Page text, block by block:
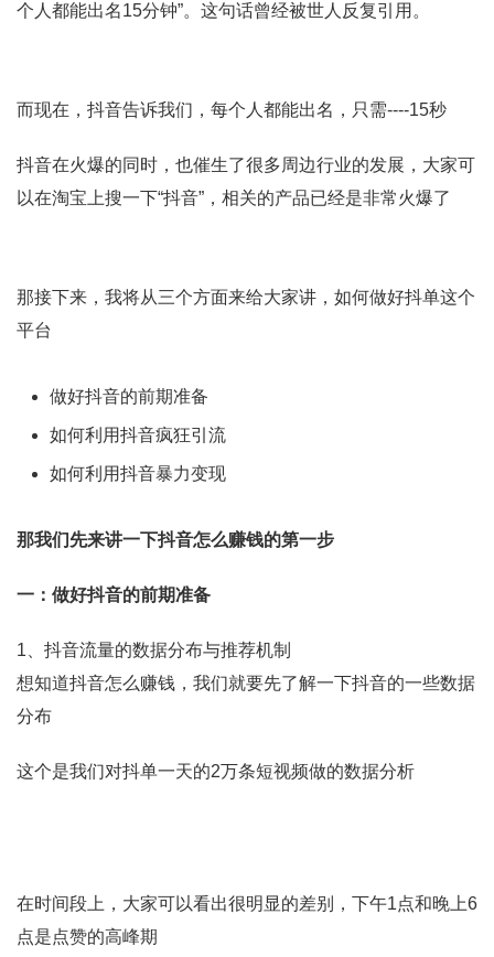
个人都能出名15分钟”。这句话曾经被世人反复引用。
而现在，抖音告诉我们，每个人都能出名，只需----15秒
抖音在火爆的同时，也催生了很多周边行业的发展，大家可
以在淘宝上搜一下“抖音”，相关的产品已经是非常火爆了
那接下来，我将从三个方面来给大家讲，如何做好抖单这个
平台
做好抖音的前期准备
如何利用抖音疯狂引流
如何利用抖音暴力变现
那我们先来讲一下抖音怎么赚钱的第一步
一：做好抖音的前期准备
1、抖音流量的数据分布与推荐机制
想知道抖音怎么赚钱，我们就要先了解一下抖音的一些数据
分布
这个是我们对抖单一天的2万条短视频做的数据分析
在时间段上，大家可以看出很明显的差别，下午1点和晚上6
点是点赞的高峰期